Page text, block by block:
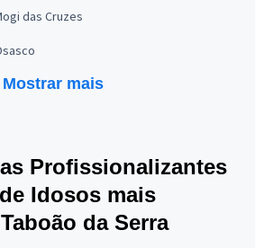
das Cruzes
Mostrar mais
Profissionalizantes
Idosos mais
da Serra